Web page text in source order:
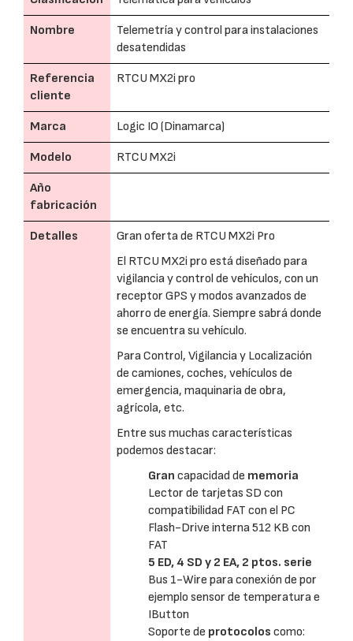
Nombre
Telemetría y control para instalaciones
desatendidas
Referencia
cliente
RTCU MX2i pro
Marca Logic IO (Dinamarca)
Modelo RTCU MX2i
Año
fabricación
Detalles
Gran oferta de RTCU MX2i Pro
El RTCU MX2i pro está diseñado para
vigilancia y control de vehículos, con un
receptor GPS y modos avanzados de
ahorro de energía. Siempre sabrá donde
se encuentra su vehículo.
Para Control, Vigilancia y Localización
de camiones, coches, vehículos de
emergencia, maquinaria de obra,
agrícola, etc.
Entre sus muchas características
podemos destacar:
Gran capacidad de memoria
Lector de tarjetas SD con
compatibilidad FAT con el PC
Flash-Drive interna 512 KB con
FAT
5 ED, 4 SD y 2 EA, 2 ptos. serie
Bus 1-Wire para conexión de por
ejemplo sensor de temperatura e
IButton
Soporte de protocolos como: